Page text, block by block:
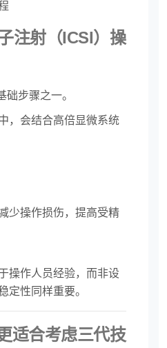
注射（ICSI）操
步骤之一。
，会结合高倍显微系统
少操作损伤，提高受精
操作人员经验，而非设
定性同样重要。
适合考虑三代技